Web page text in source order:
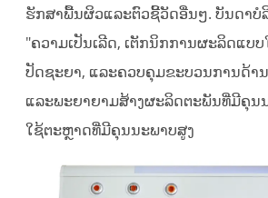
ຮັກສາພື້ນຜິວແລະຕົວຊີ້ວັດອື່ນໆ. ບັນດາບໍ
"ຄວາມເປັນເລີດ, ເຕັກນິກການຜະລິດແບ
ປັດຊະຍາ, ແລະຄວບຄຸມຂະບວນການດ້າ
ແລະພະຍາຍາມສ້າງຜະລິດຕະພັນທີ່ມີຄຸນ
ໃຊ້ຕະຫຼາດທີ່ມີຄຸນນະພາບສູງ